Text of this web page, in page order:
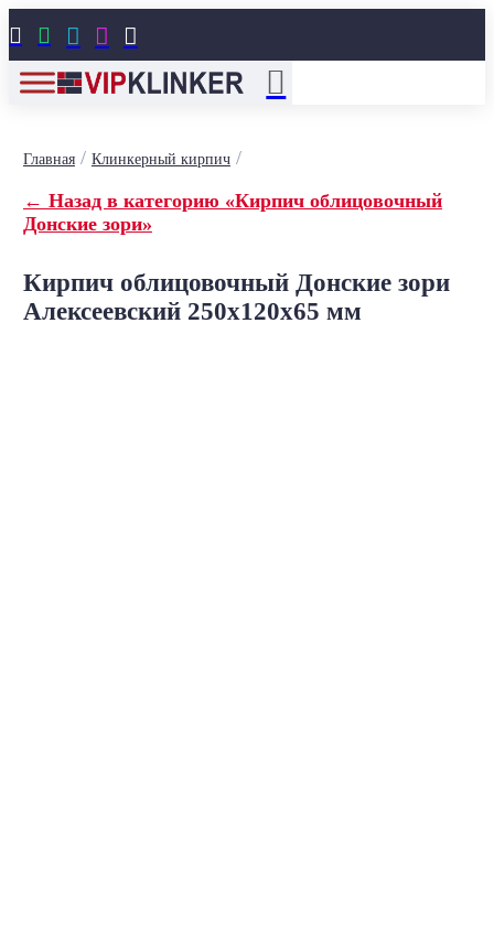
    
Главная/ Клинкерный кирпич/
← Назад в категорию «Кирпич облицовочный
Донские зори»
Кирпич облицовочный Донские зори
Алексеевский 250x120x65 мм